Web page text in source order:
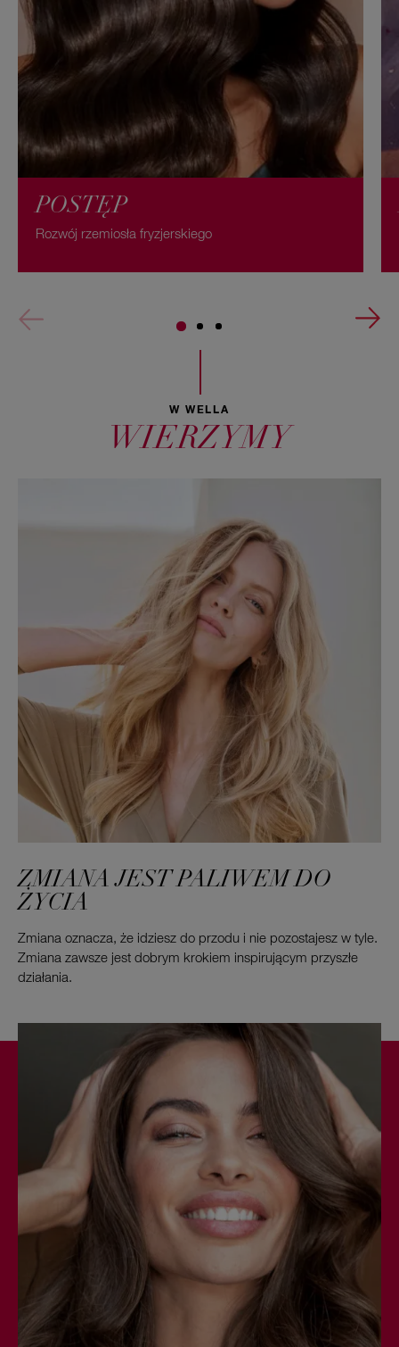
POSTĘP
Rozwój rzemiosła fryzjerskiego
W WELLA
WIERZYMY
ZMIANA JEST PALIWEM DO
ŻYCIA
Zmiana oznacza, że idziesz do przodu i nie pozostajesz w tyle.
Zmiana zawsze jest dobrym krokiem inspirującym przyszłe
działania.